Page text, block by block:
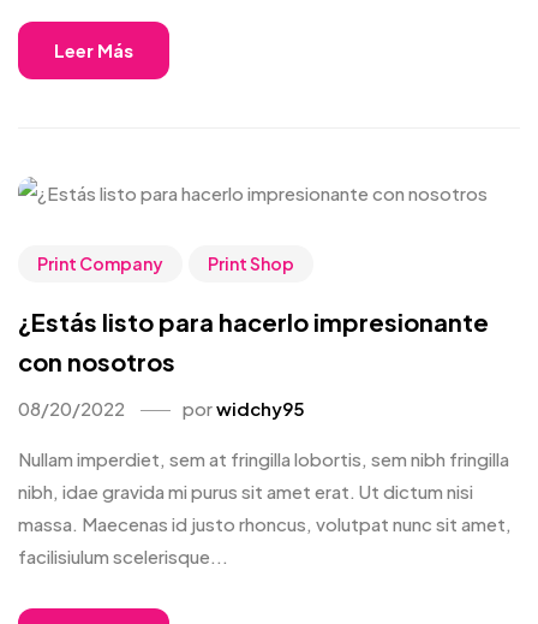
Leer Más
Print Company Print Shop
¿Estás listo para hacerlo impresionante
con nosotros
08/20/2022 porwidchy95
Nullam imperdiet, sem at fringilla lobortis, sem nibh fringilla
nibh, idae gravida mi purus sit amet erat. Ut dictum nisi
massa. Maecenas id justo rhoncus, volutpat nunc sit amet,
facilisiulum scelerisque...